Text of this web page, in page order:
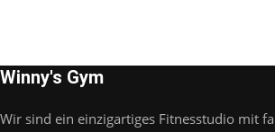
Winny's Gym
Wir sind ein einzigartiges Fitnesstudio mit